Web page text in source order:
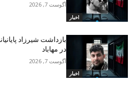
اخبار
آگوست 7, 2026
اخبار
بازداشت شیرزاد
در مهاباد
آگوست 7, 2026